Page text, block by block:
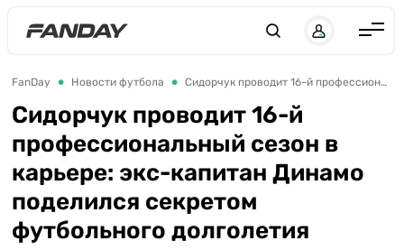
Англия
Испания
Германия
Италия
Франция
Украина
FanDay Новости футбола Сидорчук проводит 16-й профессиональный сезон в карьере: экс-капитан Динамо поделился секретом футбольного долголетия
Сидорчук проводит 16-й
профессиональный сезон в
карьере: экс-капитан Динамо
поделился секретом
футбольного долголетия